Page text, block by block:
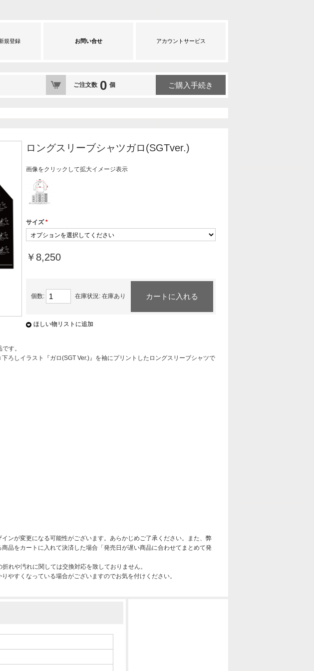
アカウントサービス
規登録 お問い合せ
ご注文数 0 個 ご購入手続き
ロングスリーブシャツガロ(SGTver.)
画像をクリックして拡大イメージ表示
サイズ*
￥8,250
個数: 在庫状況: 在庫あり カートに入れる
ほしい物リストに追加
す。
ろしイラスト『ガロ(SGT Ver.)』を袖にプリントしたロングスリーブシャツで
ンが変更になる可能性がございます。あらかじめご了承ください。また、弊
品をカートに入れて決済した場合「発売日が遅い商品に合わせてまとめて発
れや汚れに関しては交換対応を致しておりません。
やすくなっている場合がございますのでお気を付けください。